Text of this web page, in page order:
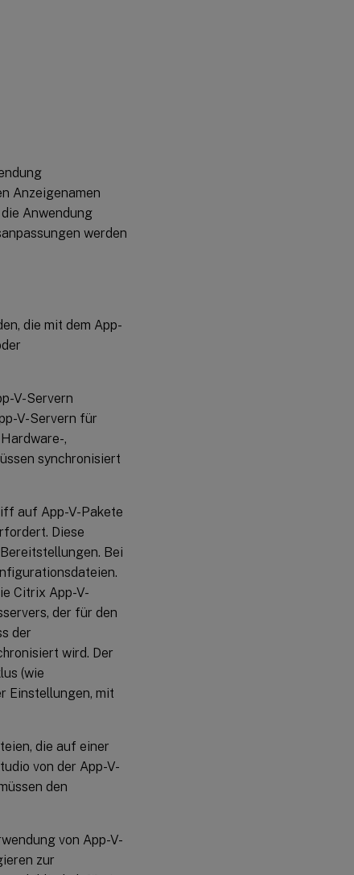
Anzeigenamen
Anwendung
werden
die mit dem App-
V-Servern
V-Servern für
,
synchronisiert
auf App-V-Pakete
Diese
Bei
Citrix App-V-
der für den
der
wird. Der
(wie
Einstellungen, mit
die auf einer
von der App-V-
den
von App-V-
zur